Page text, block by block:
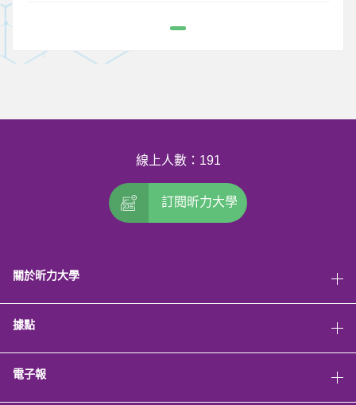
線上人數：191
訂閱昕力大學
關於昕力大學
據點
電子報